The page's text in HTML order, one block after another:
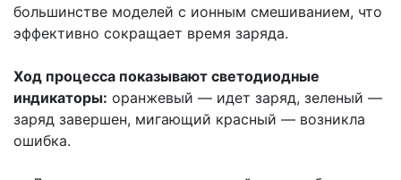
большинстве моделей с ионным смешиванием, что
эффективно сокращает время заряда.
Ход процесса показывают светодиодные
индикаторы: оранжевый — идет заряд, зеленый —
заряд завершен, мигающий красный — возникла
ошибка.